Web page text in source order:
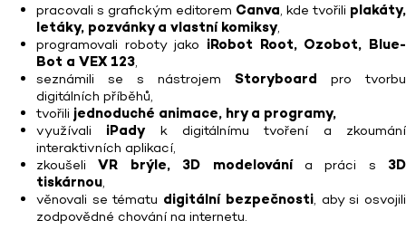
pracovali s grafickým editorem Canva, kde tvořili plakáty,
letáky, pozvánky a vlastní komiksy,
programovali roboty jako iRobot Root, Ozobot, Blue-
Bot a VEX 123,
seznámili se s nástrojem Storyboard pro tvorbu
digitálních příběhů,
tvořili jednoduché animace, hry a programy,
využívali iPady k digitálnímu tvoření a zkoumání
interaktivních aplikací,
zkoušeliVR brýle, 3D modelování a práci s 3D
tiskárnou,
věnovali se tématu digitální bezpečnosti, aby si osvojili
zodpovědné chování na internetu.